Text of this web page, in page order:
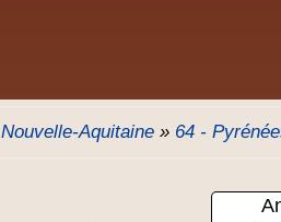
Nouvelle-Aquitaine » 64 -